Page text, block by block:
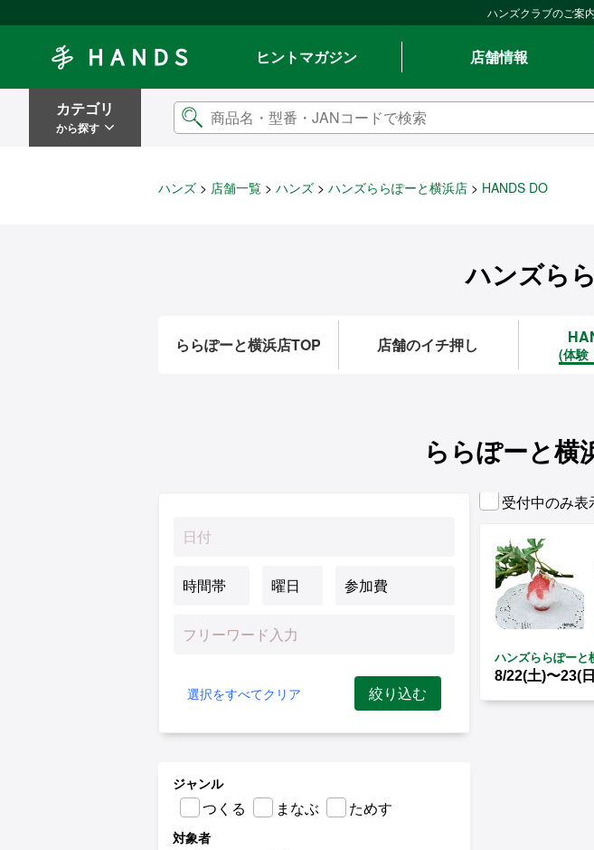
ハンズクラブのご案内
ヒントマガジン
店舗情報
カテゴリ
から探す
ハンズ 店舗一覧 ハンズ ハンズららぽーと横浜店 HANDS DO
ハンズら
ららぽーと横浜店TOP 店舗のイチ押し (体験
ららぽーと横
選択をすべてクリア 絞り込む
ジャンル
つくる まなぶ ためす
対象者
受付中のみ表
ハンズららぽーと
8/22(土)〜23(